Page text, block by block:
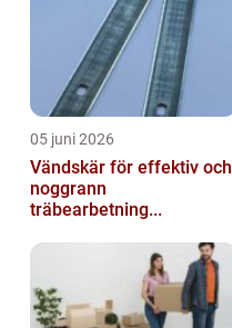
05 juni 2026
Vändskär för effektiv och
noggrann
träbearbetning...